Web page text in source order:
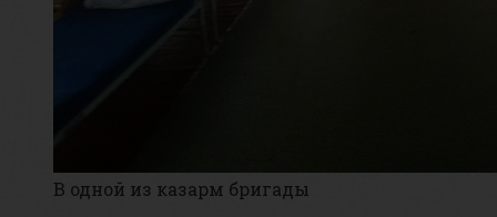
В одной из казарм бригады